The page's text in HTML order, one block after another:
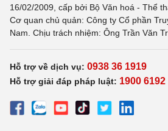
16/02/2009, cấp bởi Bộ Văn hoá - Thể
Cơ quan chủ quản: Công ty Cổ phần
Nam. Chịu trách nhiệm: Ông Trần Văn
Hỗ trợ về dịch vụ: 0938 36 1919
Hỗ trợ giải đáp pháp luật: 1900 6192